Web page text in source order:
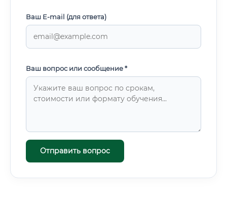
Ваш E-mail (для ответа)
Ваш вопрос или сообщение *
Отправить вопрос